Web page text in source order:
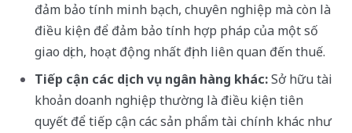
đảm bảo tính minh bạch, chuyên nghiệp mà còn là
điều kiện để đảm bảo tính hợp pháp của một số
giao dịch, hoạt động nhất định liên quan đến thuế.
Tiếp cận các dịch vụ ngân hàng khác:Sở hữu tài
khoản doanh nghiệp thường là điều kiện tiên
quyết để tiếp cận các sản phẩm tài chính khác như